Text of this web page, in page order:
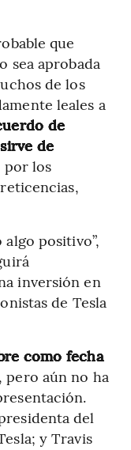
que
sea aprobada
de los
leales a
de
de
por los
positivo”,
inversión en
de Tesla
como fecha
pero aún no ha
del
y Travis